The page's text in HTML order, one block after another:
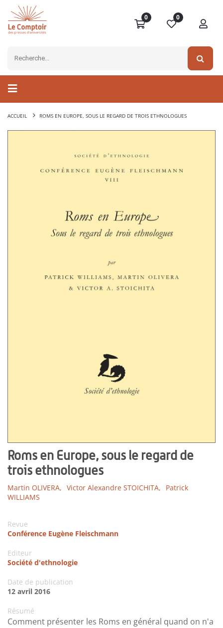
0 0
ACCUEIL ROMS EN EUROPE, SOUS LE REGARD DE TROIS ETHNOLOGUES
Roms en Europe, sous le regard de
trois ethnologues
Martin OLIVERA, Victor Alexandre STOICHITA,
Patrick
WILLIAMS
Revue
Conférence Eugène Fleischmann
Editeur
Société d'ethnologie
Date de publication
12 avril 2016
Résumé
Comment présenter les Roms en général quand on n'a